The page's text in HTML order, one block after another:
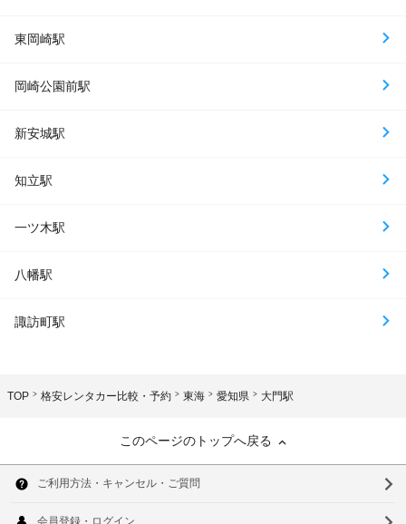
東岡崎駅
岡崎公園前駅
新安城駅
知立駅
一ツ木駅
八幡駅
諏訪町駅
TOP 格安レンタカー比較・予約 東海 愛知県 大門駅
このページのトップへ戻る